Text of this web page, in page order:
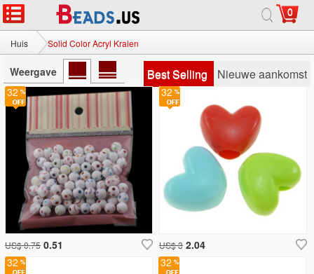
0
Huis Solid Color Acryl Kralen
Weergave Best Selling Nieuwe aankomst
32
32
US$ 0.75 0.51
32
32
US$ 3 2.04